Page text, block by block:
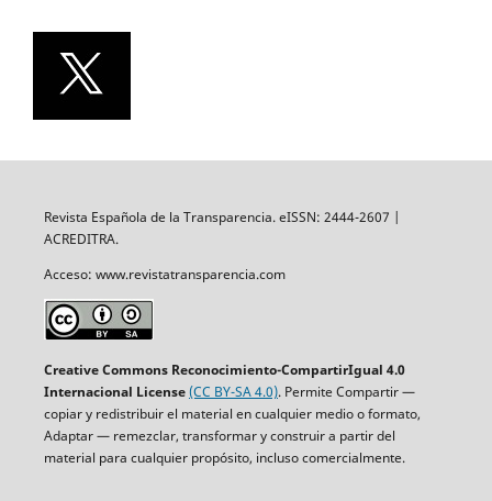
Revista Española de la Transparencia. eISSN: 2444-2607 |
ACREDITRA.
Acceso: www.revistatransparencia.com
Creative Commons Reconocimiento-CompartirIgual 4.0
Internacional License(CC BY-SA 4.0). Permite Compartir —
copiar y redistribuir el material en cualquier medio o formato,
Adaptar — remezclar, transformar y construir a partir del
material para cualquier propósito, incluso comercialmente.